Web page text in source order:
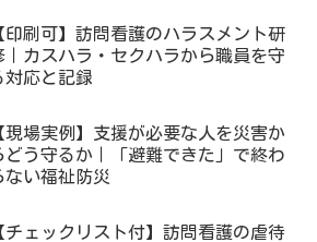
印刷可】訪問看護のハラスメント研
｜カスハラ・セクハラから職員を守
対応と記録
現場実例】支援が必要な人を災害か
どう守るか｜「避難できた」で終わ
ない福祉防災
チェックリスト付】訪問看護の虐待